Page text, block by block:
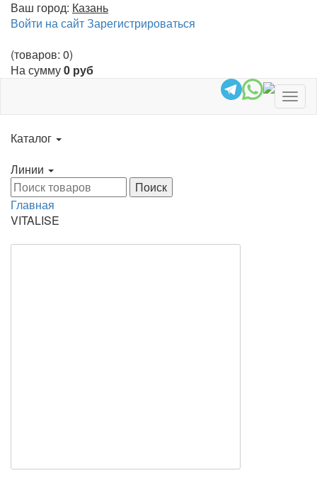
Ваш город: Казань
Войти на сайтЗарегистрироваться
(товаров: 0)
На сумму0 руб
Каталог
Линии
Главная
VITALISE